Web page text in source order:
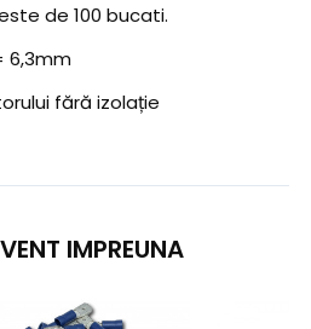
de 100 bucati.
6,3mm
fără izolație
IMPREUNA